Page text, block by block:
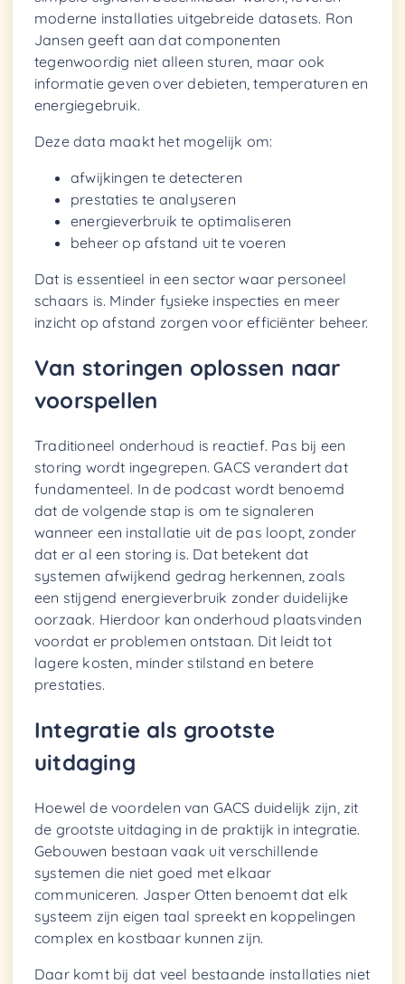
moderne installaties uitgebreide datasets. Ron
Jansen geeft aan dat componenten
tegenwoordig niet alleen sturen, maar ook
informatie geven over debieten, temperaturen en
energiegebruik.
Deze data maakt het mogelijk om:
afwijkingen te detecteren
prestaties te analyseren
energieverbruik te optimaliseren
beheer op afstand uit te voeren
Dat is essentieel in een sector waar personeel
schaars is. Minder fysieke inspecties en meer
inzicht op afstand zorgen voor efficiënter beheer.
Van storingen oplossen naar
voorspellen
Traditioneel onderhoud is reactief. Pas bij een
storing wordt ingegrepen. GACS verandert dat
fundamenteel. In de podcast wordt benoemd
dat de volgende stap is om te signaleren
wanneer een installatie uit de pas loopt, zonder
dat er al een storing is. Dat betekent dat
systemen afwijkend gedrag herkennen, zoals
een stijgend energieverbruik zonder duidelijke
oorzaak. Hierdoor kan onderhoud plaatsvinden
voordat er problemen ontstaan. Dit leidt tot
lagere kosten, minder stilstand en betere
prestaties.
Integratie als grootste
uitdaging
Hoewel de voordelen van GACS duidelijk zijn, zit
de grootste uitdaging in de praktijk in integratie.
Gebouwen bestaan vaak uit verschillende
systemen die niet goed met elkaar
communiceren. Jasper Otten benoemt dat elk
systeem zijn eigen taal spreekt en koppelingen
complex en kostbaar kunnen zijn.
Daar komt bij dat veel bestaande installaties niet